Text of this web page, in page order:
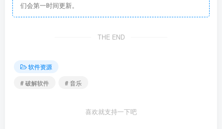
们会第一时间更新。
THE END
软件资源
# 破解软件
# 音乐
喜欢就支持一下吧